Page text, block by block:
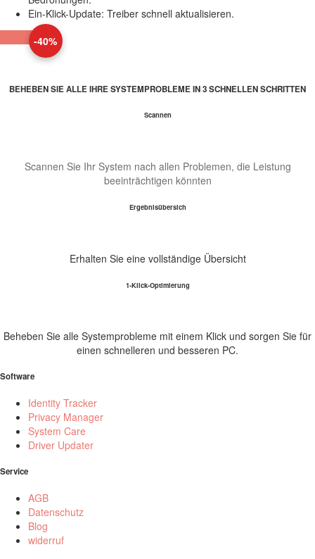
Ein-Klick-Update: Treiber schnell aktualisieren.
Jetzt kaufen
BEHEBEN SIE ALLE IHRE SYSTEMPROBLEME IN 3 SCHNELLEN SCHRITTEN
Scannen
Scannen Sie Ihr System nach allen Problemen, die Leistung
beeinträchtigen könnten
Ergebnisübersich
Erhalten Sie eine vollständige Übersicht
1-Klick-Optimierung
Beheben Sie alle Systemprobleme mit einem Klick und sorgen Sie für
einen schnelleren und besseren PC.
Software
Identity Tracker
Privacy Manager
System Care
Driver Updater
Service
AGB
Datenschutz
Blog
widerruf